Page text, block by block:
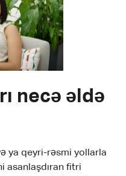
necə əldə
ya qeyri-rəsmi yollarla
asanlaşdıran fitri